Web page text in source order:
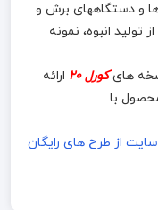
و دستگاههای برش و
تولید انبوه، نمونه
کورل 20
ارائه
با
از طرح های رایگان